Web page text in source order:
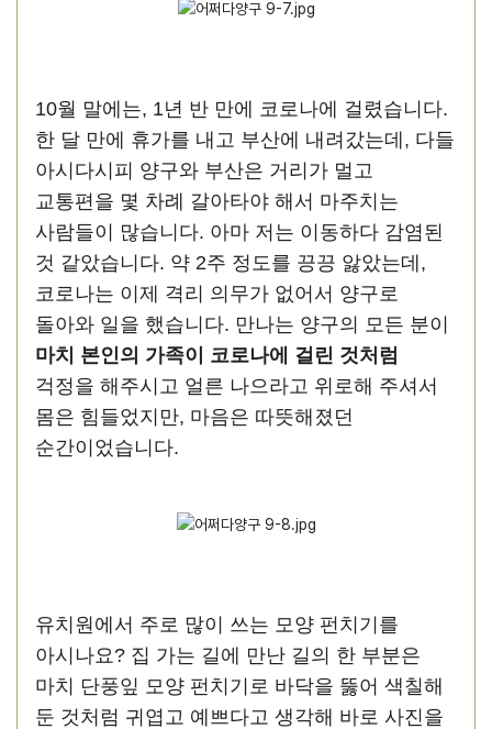
10월 말에는, 1년 반 만에 코로나에 걸렸습니다.
한 달 만에 휴가를 내고 부산에 내려갔는데, 다들
아시다시피 양구와 부산은 거리가 멀고
교통편을 몇 차례 갈아타야 해서 마주치는
사람들이 많습니다. 아마 저는 이동하다 감염된
것 같았습니다. 약 2주 정도를 끙끙 앓았는데,
코로나는 이제 격리 의무가 없어서 양구로
돌아와 일을 했습니다. 만나는 양구의 모든 분이
마치 본인의 가족이 코로나에 걸린 것처럼
걱정을 해주시고 얼른 나으라고 위로해 주셔서
몸은 힘들었지만, 마음은 따뜻해졌던
순간이었습니다.
유치원에서 주로 많이 쓰는 모양 펀치기를
아시나요? 집 가는 길에 만난 길의 한 부분은
마치 단풍잎 모양 펀치기로 바닥을 뚫어 색칠해
둔 것처럼 귀엽고 예쁘다고 생각해 바로 사진을